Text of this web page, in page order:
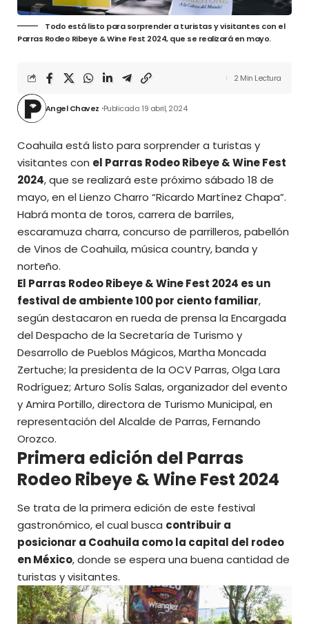
Todo está listo para sorprender a turistas y visitantes con el
Parras Rodeo Ribeye & Wine Fest 2024, que se realizará en mayo.
Angel Chavez Publicado: 19 abril, 2024
2 Min Lectura
Coahuila está listo para sorprender a turistas y
visitantes con el Parras Rodeo Ribeye & Wine Fest
2024, que se realizará este próximo sábado 18 de
mayo, en el Lienzo Charro “Ricardo Martínez Chapa”.
Habrá monta de toros, carrera de barriles,
escaramuza charra, concurso de parrilleros, pabellón
de Vinos de Coahuila, música country, banda y
norteño.
El Parras Rodeo Ribeye & Wine Fest 2024 es un
festival de ambiente 100 por ciento familiar,
según destacaron en rueda de prensa la Encargada
del Despacho de la Secretaría de Turismo y
Desarrollo de Pueblos Mágicos, Martha Moncada
Zertuche; la presidenta de la OCV Parras, Olga Lara
Rodríguez; Arturo Solís Salas, organizador del evento
y Amira Portillo, directora de Turismo Municipal, en
representación del Alcalde de Parras, Fernando
Orozco.
Primera edición del Parras
Rodeo Ribeye & Wine Fest 2024
Se trata de la primera edición de este festival
gastronómico, el cual busca contribuir a
posicionar a Coahuila como la capital del rodeo
en México, donde se espera una buena cantidad de
turistas y visitantes.